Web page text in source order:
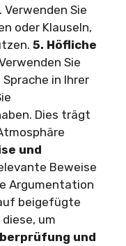
Sie
oder Klauseln,
5. Höfliche
Sie
in Ihrer
Dies trägt
und
Beweise
Argumentation
beigefügte
um
und